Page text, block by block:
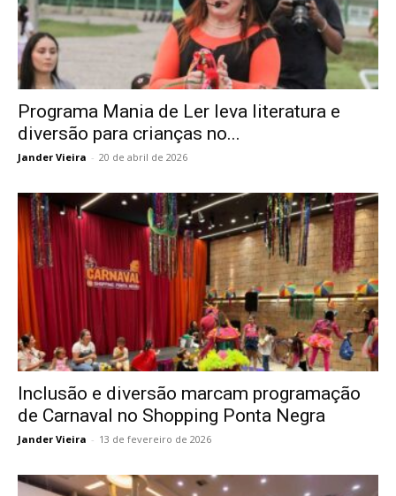
Programa Mania de Ler leva literatura e
diversão para crianças no...
Jander Vieira - 20 de abril de 2026
Inclusão e diversão marcam programação
de Carnaval no Shopping Ponta Negra
Jander Vieira - 13 de fevereiro de 2026